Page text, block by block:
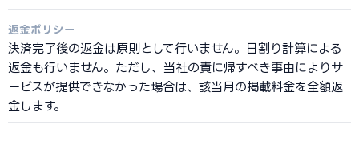
返金ポリシー
決済完了後の返金は原則として行いません。日割り計算による
返金も行いません。ただし、当社の責に帰すべき事由によりサ
ービスが提供できなかった場合は、該当月の掲載料金を全額返
金します。